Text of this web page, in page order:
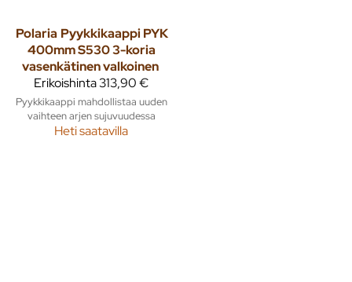
Polaria Pyykkikaappi PYK
400mm S530 3-koria
vasenkätinen valkoinen
Erikoishinta313,90 €
Pyykkikaappi mahdollistaa uuden
vaihteen arjen sujuvuudessa
Heti saatavilla